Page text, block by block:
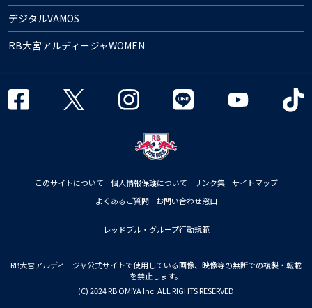
デジタルVAMOS
RB大宮アルディージャWOMEN
このサイトについて 個人情報保護について リンク集
サイトマップ
よくあるご質問
お問い合わせ窓口
レッドブル・グループ行動規範
RB大宮アルディージャ公式サイトで使用している画像、映像等の無断での複製・転載
を禁止します。
(C) 2024 RB OMIYA Inc. ALL RIGHTS RESERVED